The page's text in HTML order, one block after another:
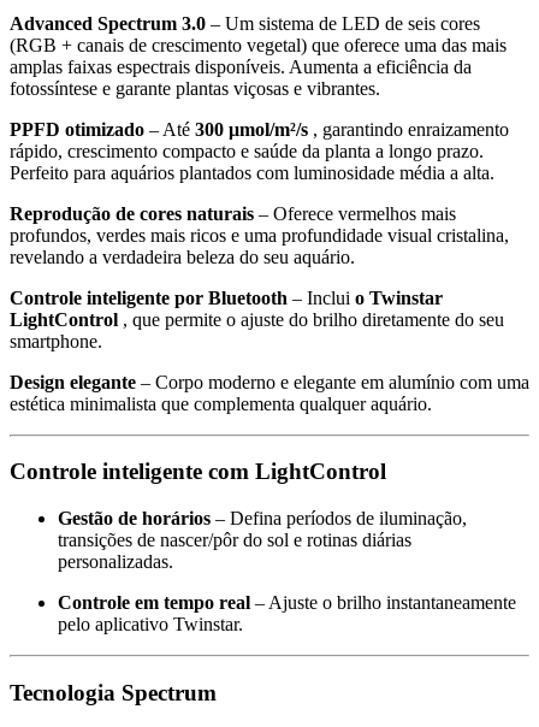
Advanced Spectrum 3.0 – Um sistema de LED de seis cores
(RGB + canais de crescimento vegetal) que oferece uma das mais
amplas faixas espectrais disponíveis. Aumenta a eficiência da
fotossíntese e garante plantas viçosas e vibrantes.
PPFD otimizado – Até 300 μmol/m²/s , garantindo enraizamento
rápido, crescimento compacto e saúde da planta a longo prazo.
Perfeito para aquários plantados com luminosidade média a alta.
Reprodução de cores naturais – Oferece vermelhos mais
profundos, verdes mais ricos e uma profundidade visual cristalina,
revelando a verdadeira beleza do seu aquário.
Controle inteligente por Bluetooth – Inclui o Twinstar
LightControl , que permite o ajuste do brilho diretamente do seu
smartphone.
Design elegante – Corpo moderno e elegante em alumínio com uma
estética minimalista que complementa qualquer aquário.
Controle inteligente com LightControl
Gestão de horários – Defina períodos de iluminação,
transições de nascer/pôr do sol e rotinas diárias
personalizadas.
Controle em tempo real – Ajuste o brilho instantaneamente
pelo aplicativo Twinstar.
Tecnologia Spectrum